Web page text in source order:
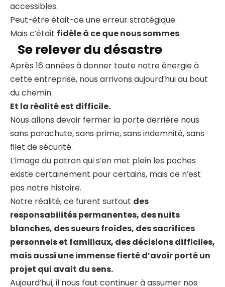
accessibles.
Peut-être était-ce une erreur stratégique.
Mais c’était fidèle à ce que nous sommes.
Se relever du désastre
Après 16 années à donner toute notre énergie à
cette entreprise, nous arrivons aujourd’hui au bout
du chemin.
Et la réalité est difficile.
Nous allons devoir fermer la porte derrière nous
sans parachute, sans prime, sans indemnité, sans
filet de sécurité.
L’image du patron qui s’en met plein les poches
existe certainement pour certains, mais ce n’est
pas notre histoire.
Notre réalité, ce furent surtout des
responsabilités permanentes, des nuits
blanches, des sueurs froides, des sacrifices
personnels et familiaux, des décisions difficiles,
mais aussi une immense fierté d’avoir porté un
projet qui avait du sens.
Aujourd’hui, il nous faut continuer à assumer nos